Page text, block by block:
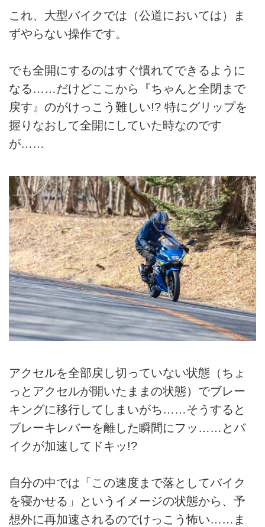
これ、大型バイクでは（公道においては）ま
ずやらない操作です。
でも全開にするのはすぐ慣れてできるように
なる……だけどここから『ちゃんと全閉まで
戻す』のがけっこう難しい!? 特にグリップを
握りなおして全開にしていた時なのです
が……
アクセルを全部戻し切っていない状態（ちょ
っとアクセルが開いたままの状態）でブレー
キングに移行してしまいがち……そうすると
ブレーキレバーを離した瞬間にフッ……とバ
イクが加速してドキッ!?
自分の中では「この速度まで落としてバイク
を寝かせる」というイメージの状態から、予
想外に再加速されるのでけっこう怖い……ま